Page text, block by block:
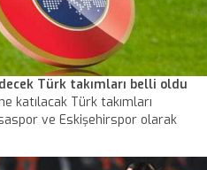
Türk takımları belli oldu
katılacak Türk takımları
ve Eskişehirspor olarak